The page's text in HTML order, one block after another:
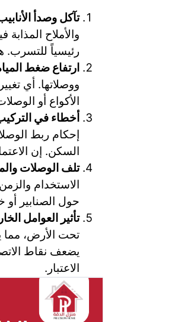
تآكل وصدأ
والأملاح
رئيسياً للتسرب.
ارتفاع ضغط
ووصلاتها. أي
الأكواع أو
أخطاء في
إحكام ربط
السكن. إن
تلف الوصلات
الاستخدام
حول الصنابير
تأثير العوامل
تحت الأرض، مما
يضعف نقاط
الاعتبار.